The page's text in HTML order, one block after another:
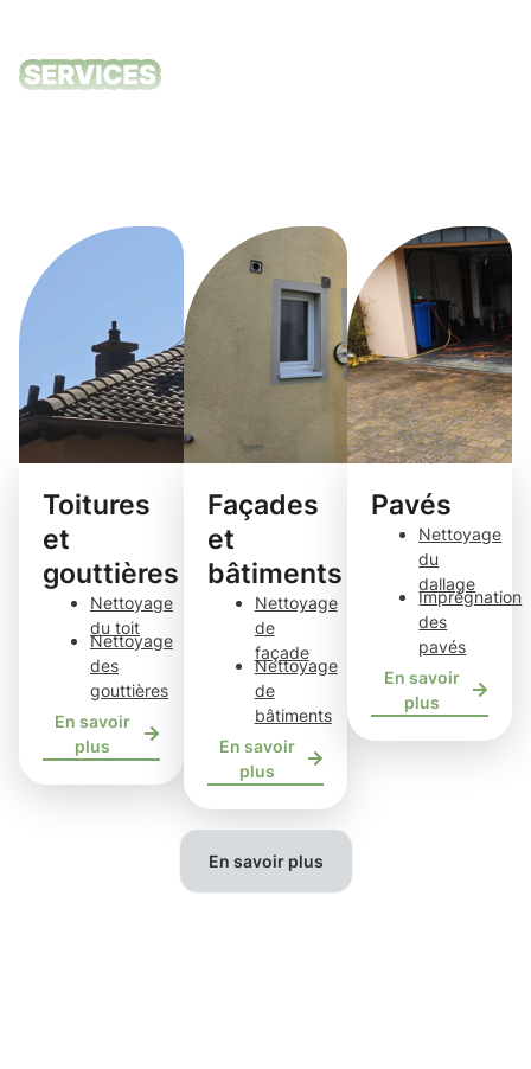
Toitures
et
gouttières
Nettoyage
du toit
Nettoyage
des
gouttières
En savoir
plus
Façades
et
bâtiments
Nettoyage
de
façade
Nettoyage
de
bâtiments
En savoir
plus
Pavés
Nettoyage
du
dallage
Imprégnation
des
pavés
En savoir
plus
En savoir plus